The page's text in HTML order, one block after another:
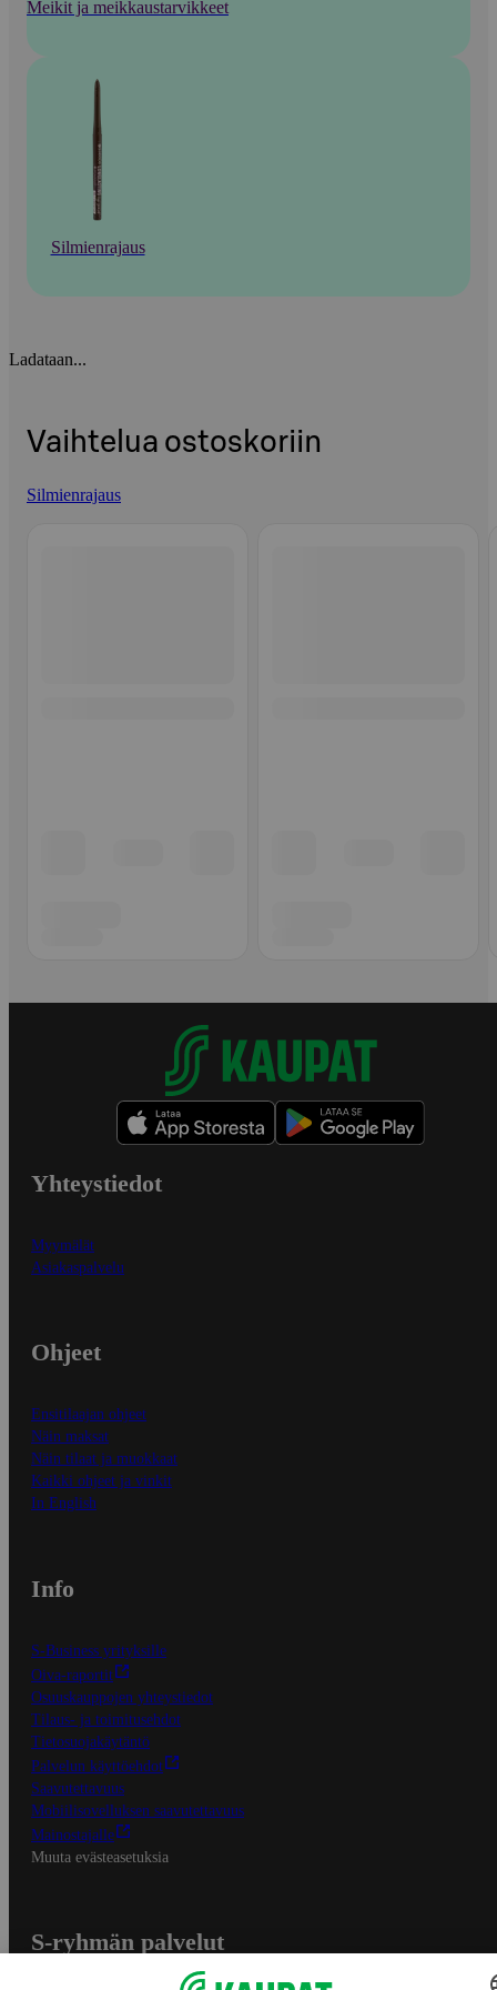
Meikit ja meikkaustarvikkeet
Silmienrajaus
Ladataan...
Vaihtelua ostoskoriin
Silmienrajaus
Yhteystiedot
Myymälät
Asiakaspalvelu
Ohjeet
Ensitilaajan ohjeet
Näin maksat
Näin tilaat ja muokkaat
Kaikki ohjeet ja vinkit
In English
Info
S-Business yrityksille
Oiva-raportit
Osuuskauppojen yhteystiedot
Tilaus- ja toimitusehdot
Tietosuojakäytäntö
Palvelun käyttöehdot
Saavutettavuus
Mobiilisovelluksen saavutettavuus
Mainostajalle
Muuta evästeasetuksia
S-ryhmän palvelut